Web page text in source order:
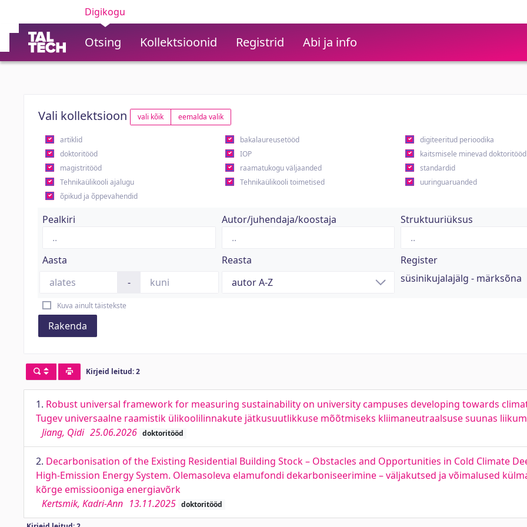
Digikogu
Otsing Kollektsioonid Registrid Abi ja info
Vali kollektsioon vali kõik eemalda valik
artiklid bakalaureusetööd
digiteeritud perioodika
doktoritööd
IOP
kaitsmisele minevad doktoritööd
magistritööd
raamatukogu väljaanded
standardid
Tehnikaülikooli ajalugu
Tehnikaülikooli toimetised
uuringuaruanded
õpikud ja õppevahendid
Pealkiri Autor/juhendaja/koostaja Struktuuriüksus
Aasta
-
Reasta
Register
süsinikujalajälg - märksõna
Kuva ainult täistekste
Rakenda
Kirjeid leitud: 2
1. Robust universal framework for measuring sustainability on university campuses developing towards
Tugev universaalne raamistik ülikoolilinnakute jätkusuutlikkuse mõõtmiseks kliimaneutraalsuse suunas
Jiang, Qidi 25.06.2026 doktoritööd
2. Decarbonisation of the Existing Residential Building Stock – Obstacles and Opportunities in Cold Climate
High-Emission Energy System. Olemasoleva elamufondi dekarboniseerimine – väljakutsed ja võimalused
kõrge emissiooniga energiavõrk
Kertsmik, Kadri-Ann 13.11.2025 doktoritööd